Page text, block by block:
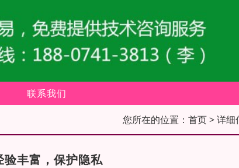
联系我们
您所在的位置： 首页> 详细
丰富，保护隐私